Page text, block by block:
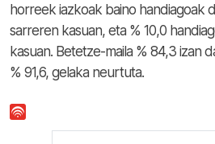
horreek iazkoak baino handiagoak
sarreren kasuan, eta % 10,0
kasuan. Betetze-maila % 84,3 izan
% 91,6, gelaka neurtuta.